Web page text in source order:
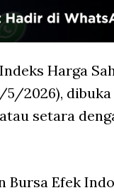
Harga
2026),
setara
Bursa Efek